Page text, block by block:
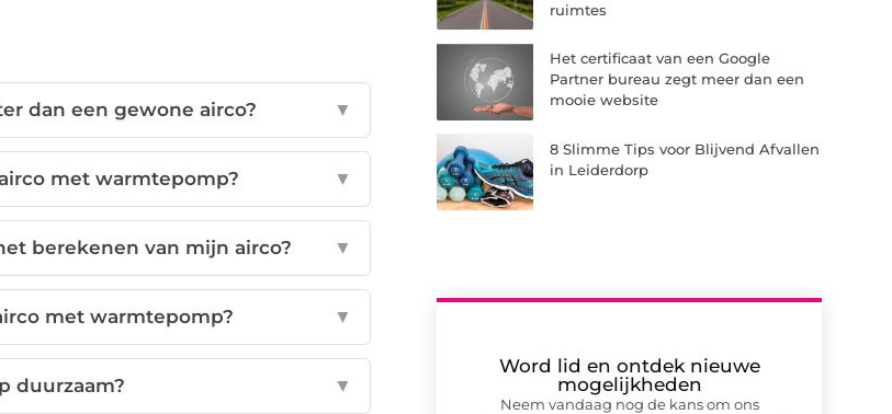
dan een gewone airco? ▼
met warmtepomp? ▼
berekenen van mijn airco? ▼
met warmtepomp? ▼
duurzaam? ▼
ruimtes
Het certificaat van een Google
Partner bureau zegt meer dan een
mooie website
8 Slimme Tips voor Blijvend Afvallen
in Leiderdorp
Word lid en ontdek nieuwe
mogelijkheden
Neem vandaag nog de kans om ons